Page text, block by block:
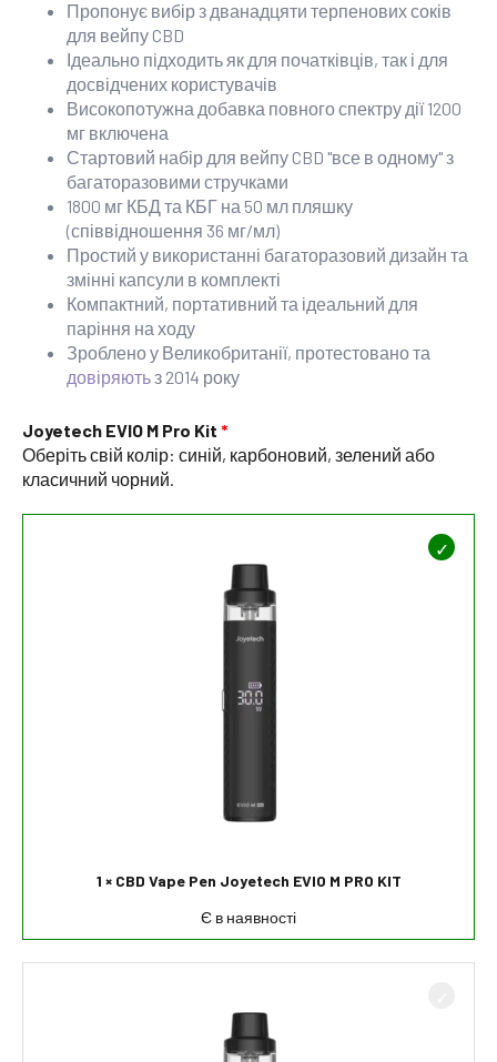
Пропонує вибір з дванадцяти терпенових соків
для вейпу CBD
Ідеально підходить як для початківців, так і для
досвідчених користувачів
Високопотужна добавка повного спектру дії 1200
мг включена
Стартовий набір для вейпу CBD "все в одному" з
багаторазовими стручками
1800 мг КБД та КБГ на 50 мл пляшку
(співвідношення 36 мг/мл)
Простий у використанні багаторазовий дизайн та
змінні капсули в комплекті
Компактний, портативний та ідеальний для
паріння на ходу
Зроблено у Великобританії, протестовано та
довіряютьз 2014 року
Joyetech EVIO M Pro Kit
Оберіть свій колір: синій, карбоновий, зелений або
класичний чорний.
1 × CBD Vape Pen Joyetech EVIO M PRO KIT
Є в наявності